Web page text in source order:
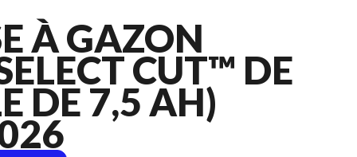
À GAZON
CUT™ DE
DE 7,5 AH)